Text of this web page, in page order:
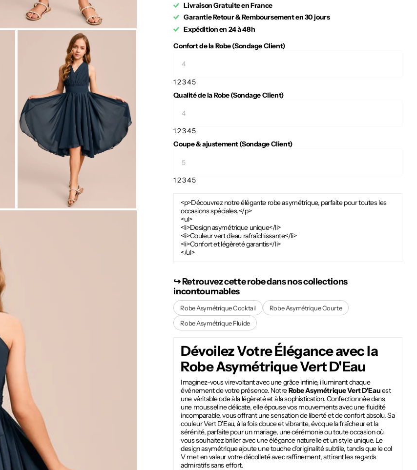
Livraison Gratuite en France
Garantie Retour & Remboursement en 30 jours
Expédition en 24 à 48h
Confort de la Robe (Sondage Client)
12345
Qualité de la Robe (Sondage Client)
12345
Coupe & ajustement (Sondage Client)
12345
<p>Découvrez notre élégante robe asymétrique, parfaite pour toutes les
occasions spéciales.</p>
<ul>
<li>Design asymétrique unique</li>
<li>Couleur vert d'eau rafraîchissante</li>
<li>Confort et légèreté garantis</li>
</ul>
↪︎ Retrouvez cette robe dans nos collections
incontournables
Robe Asymétrique Cocktail
Robe Asymétrique Courte
Robe Asymétrique Fluide
Dévoilez Votre Élégance avec la
Robe Asymétrique Vert D'Eau
Imaginez-vous virevoltant avec une grâce infinie, illuminant chaque
événement de votre présence. NotreRobe Asymétrique Vert D'Eauest
une véritable ode à la légèreté et à la sophistication. Confectionnée dans
une mousseline délicate, elle épouse vos mouvements avec une fluidité
incomparable, vous offrant une sensation de liberté et de confort absolu. Sa
couleur Vert D'Eau, à la fois douce et vibrante, évoque la fraîcheur et la
sérénité, parfaite pour un mariage, une cérémonie ou toute occasion où
vous souhaitez briller avec une élégance naturelle et un style unique. Le
design asymétrique ajoute une touche d'originalité subtile, tandis que le col
V met en valeur votre décolleté avec raffinement, attirant les regards
admiratifs sans effort.